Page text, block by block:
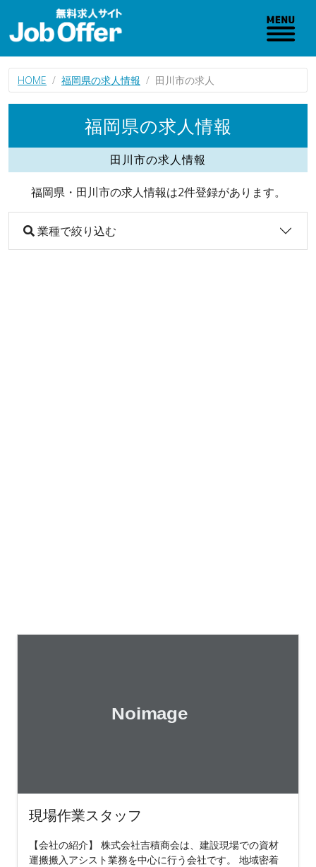
HOME 福岡県の求人情報 田川市の求人
福岡県の求人情報
田川市の求人情報
福岡県・田川市の求人情報は2件登録があります。
業種で絞り込む
現場作業スタッフ
【会社の紹介】 株式会社吉積商会は、建設現場での資材
運搬搬入アシスト業務を中心に行う会社です。 地域密着